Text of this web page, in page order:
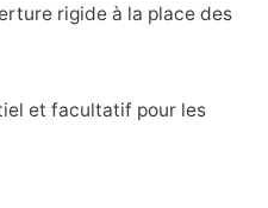
rigide à la place des
et facultatif pour les